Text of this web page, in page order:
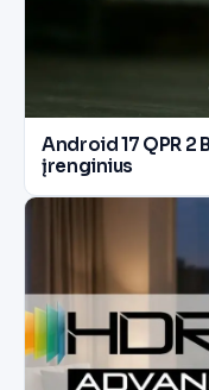
Android 17 QPR 2
įrenginius